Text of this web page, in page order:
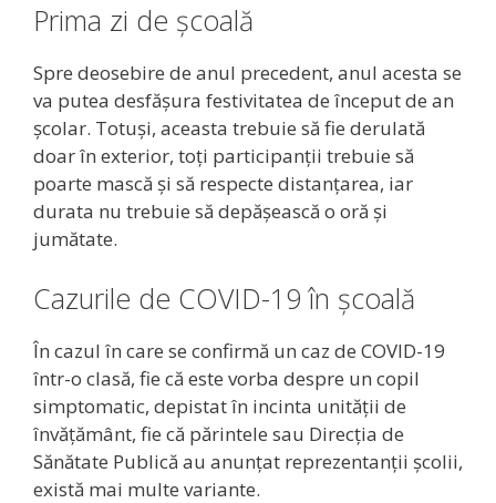
Prima zi de școală
Spre deosebire de anul precedent, anul acesta se
va putea desfășura festivitatea de început de an
școlar. Totuși, aceasta trebuie să fie derulată
doar în exterior, toți participanții trebuie să
poarte mască și să respecte distanțarea, iar
durata nu trebuie să depășească o oră și
jumătate.
Cazurile de COVID-19 în școală
În cazul în care se confirmă un caz de COVID-19
într-o clasă, fie că este vorba despre un copil
simptomatic, depistat în incinta unității de
învățământ, fie că părintele sau Direcția de
Sănătate Publică au anunțat reprezentanții școlii,
există mai multe variante.